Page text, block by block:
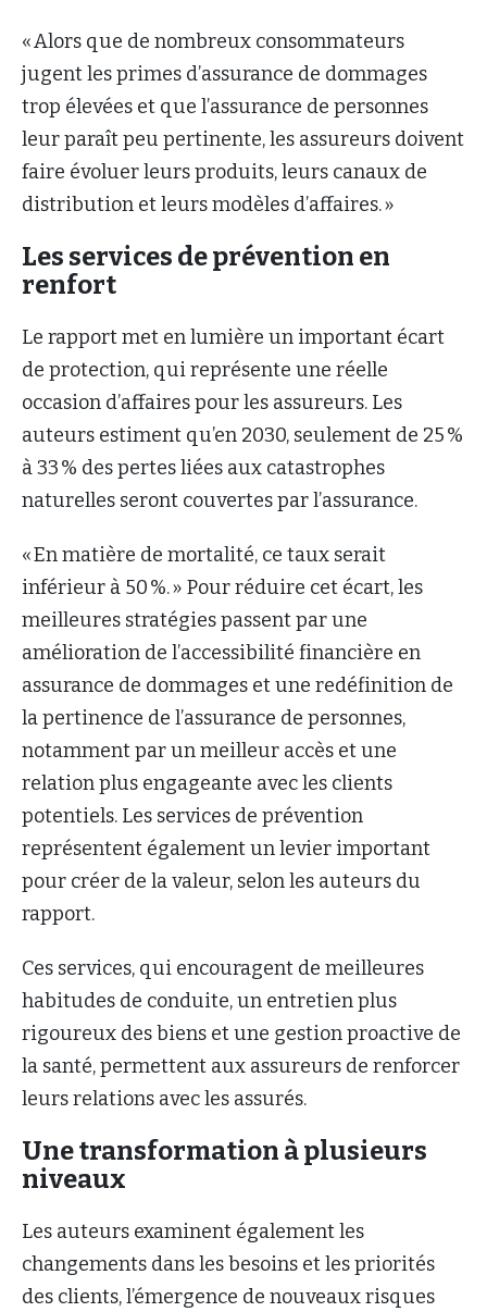
« Alors que de nombreux consommateurs
jugent les primes d’assurance de dommages
trop élevées et que l’assurance de personnes
leur paraît peu pertinente, les assureurs doivent
faire évoluer leurs produits, leurs canaux de
distribution et leurs modèles d’affaires. »
Les services de prévention en
renfort
Le rapport met en lumière un important écart
de protection, qui représente une réelle
occasion d’affaires pour les assureurs. Les
auteurs estiment qu’en 2030, seulement de 25 %
à 33 % des pertes liées aux catastrophes
naturelles seront couvertes par l’assurance.
« En matière de mortalité, ce taux serait
inférieur à 50 %. » Pour réduire cet écart, les
meilleures stratégies passent par une
amélioration de l’accessibilité financière en
assurance de dommages et une redéfinition de
la pertinence de l’assurance de personnes,
notamment par un meilleur accès et une
relation plus engageante avec les clients
potentiels. Les services de prévention
représentent également un levier important
pour créer de la valeur, selon les auteurs du
rapport.
Ces services, qui encouragent de meilleures
habitudes de conduite, un entretien plus
rigoureux des biens et une gestion proactive de
la santé, permettent aux assureurs de renforcer
leurs relations avec les assurés.
Une transformation à plusieurs
niveaux
Les auteurs examinent également les
changements dans les besoins et les priorités
des clients, l’émergence de nouveaux risques